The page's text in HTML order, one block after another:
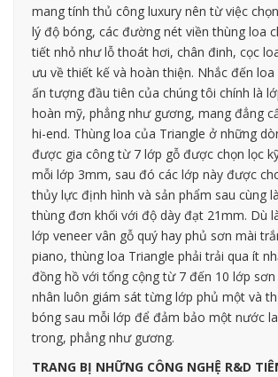
mang tính thủ công luxury nên từ việc
lý độ bóng, các đường nét viền thùng loa
tiết nhỏ như lỗ thoát hơi, chân đinh, cọc
ưu về thiết kế và hoàn thiện. Nhắc đến
ấn tượng đầu tiên của chúng tôi chính là
hoàn mỹ, phẳng như gương, mang đẳng
hi-end. Thùng loa của Triangle ở những
được gia công từ 7 lớp gỗ được chọn lọc
mỗi lớp 3mm, sau đó các lớp này được
thủy lực định hình và sản phẩm sau cùng
thùng đơn khối với độ dày đạt 21mm. Dù
lớp veneer vân gỗ quý hay phủ sơn mài
piano, thùng loa Triangle phải trải qua ít
đồng hồ với tổng cộng từ 7 đến 10 lớp sơn
nhân luôn giám sát từng lớp phủ một và
bóng sau mỗi lớp để đảm bảo một nước
trong, phẳng như gương.
TRANG BỊ NHỮNG CÔNG NGHỆ R&D